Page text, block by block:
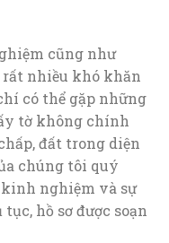
cũng như
nhiều khó khăn
có thể gặp những
tờ không chính
đất trong diện
chúng tôi quý
nghiệm và sự
hồ sơ được soạn